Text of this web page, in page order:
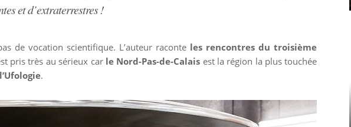
et d’extraterrestres !
de vocation scientifique. L’auteur raconte les rencontres du troisième
pris très au sérieux car le Nord-Pas-de-Calais est la région la plus touchée
.